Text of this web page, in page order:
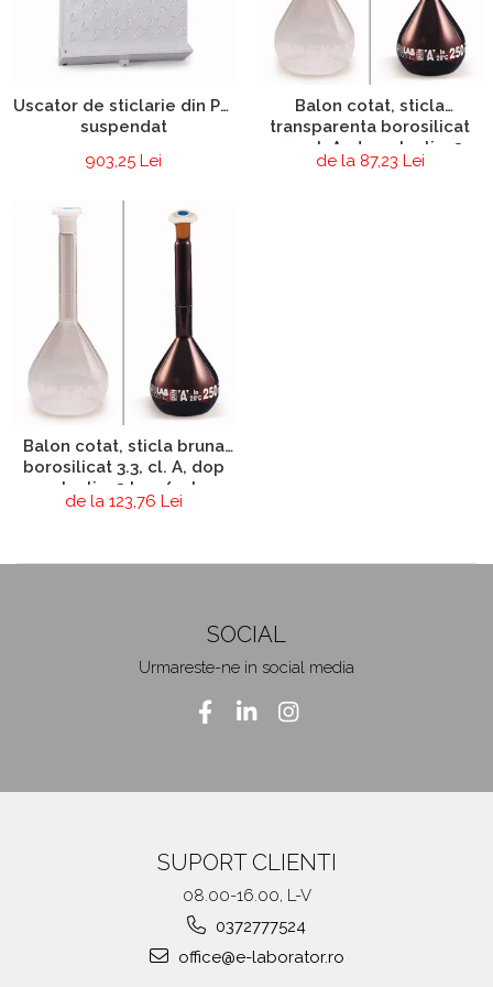
Chiuvete
Mobilier medical
Transport
Uscatoare de sticlarie
Ventilatie / Exhaustare
Dulapuri De Laborator/Corpuri
Dulapuri de reactivi
Dulapuri la sol
Dulapuri under-bench mobile
Mobilier Pentru Autolaborator
Uscator de sticlarie din PP,
suspendat
903,25 Lei
Balon cotat, sticla
transparenta borosilicat
3.3, cl. A, dop plastic, 2
buc/set
de la 87,23 Lei
Balon cotat, sticla bruna
borosilicat 3.3, cl. A, dop
plastic, 2 buc/set
de la 123,76 Lei
SOCIAL
Urmareste-ne in social media
SUPORT CLIENTI
08.00-16.00, L-V
0372777524
office@e-laborator.ro